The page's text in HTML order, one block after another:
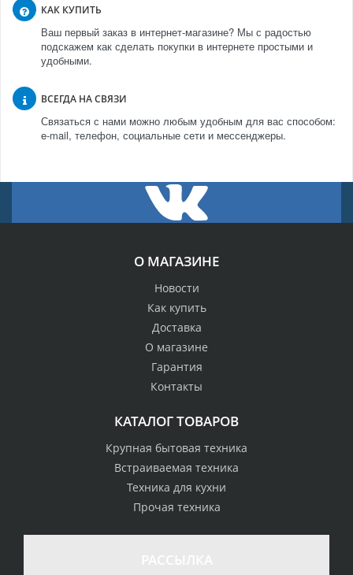
КАК КУПИТЬ
Ваш первый заказ в интернет-магазине? Мы с радостью
подскажем как сделать покупки в интернете простыми и
удобными.
ВСЕГДА НА СВЯЗИ
Связаться с нами можно любым удобным для вас способом:
e-mail, телефон, социальные сети и мессенджеры.
О МАГАЗИНЕ
Новости
Как купить
Доставка
О магазине
Гарантия
Контакты
КАТАЛОГ ТОВАРОВ
Крупная бытовая техника
Встраиваемая техника
Техника для кухни
Прочая техника